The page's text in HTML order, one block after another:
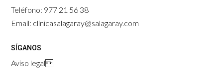
Teléfono: 977 21 56 38
Email: clinicasalagaray@salagaray.com
SÍGANOS
Aviso legal